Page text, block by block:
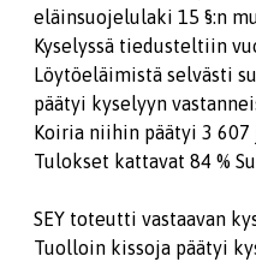
eläinsuojelulaki 15 §:n
Kyselyssä tiedusteltiin
Löytöeläimistä selvästi
päätyi kyselyyn
Koiria niihin päätyi 3
Tulokset kattavat 84 %
SEY toteutti vastaavan
Tuolloin kissoja päätyi